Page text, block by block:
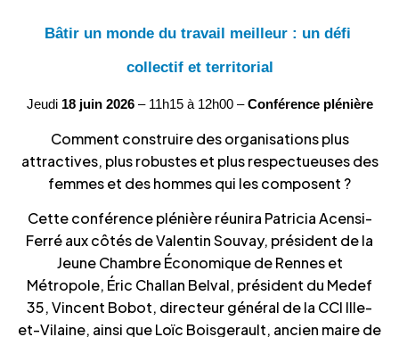
Bâtir un monde du travail meilleur : un défi
collectif et territorial
Jeudi 18 juin 2026 – 11h15 à 12h00 – Conférence plénière
Comment construire des organisations plus
attractives, plus robustes et plus respectueuses des
femmes et des hommes qui les composent ?
Cette conférence plénière réunira Patricia Acensi-
Ferré aux côtés de Valentin Souvay, président de la
Jeune Chambre Économique de Rennes et
Métropole, Éric Challan Belval, président du Medef
35, Vincent Bobot, directeur général de la CCI Ille-
et-Vilaine, ainsi que Loïc Boisgerault, ancien maire de